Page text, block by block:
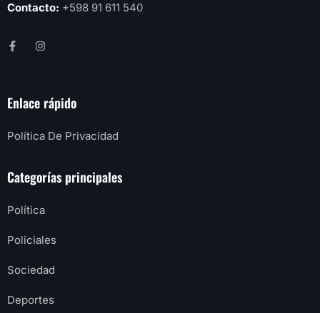
Contacto: +598 91 611 540
Enlace rápido
Política De Privacidad
Categorías principales
Política
Policiales
Sociedad
Deportes